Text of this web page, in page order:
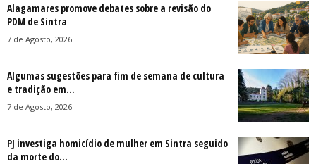
Alagamares promove debates sobre a revisão do
PDM de Sintra
7 de Agosto, 2026
Algumas sugestões para fim de semana de cultura
e tradição em...
7 de Agosto, 2026
PJ investiga homicídio de mulher em Sintra seguido
da morte do...